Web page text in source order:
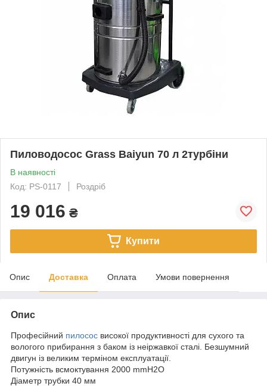
Пиловодосос Grass Baiyun 70 л 2турбіни
В наявності
Код: PS-0117
Роздріб
19 016 ₴
Купити
Опис Доставка Оплата Умови повернення
Опис
Професійний пилосос високої продуктивності для сухого та
вологого прибирання з баком із неіржавкої сталі. Безшумний
двигун із великим терміном експлуатації.
Потужність всмоктування 2000 mmH2O
Діаметр трубки 40 мм